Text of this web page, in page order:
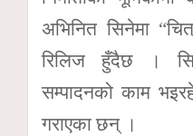
अभिनित सिनेमा
रिलिज हुँदैछ ।
सम्पादनको काम
गराएका छन् ।